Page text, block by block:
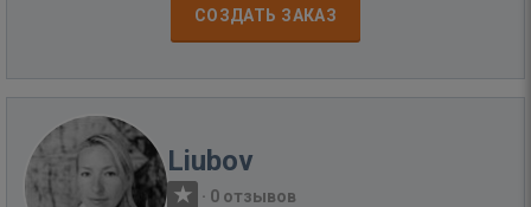
СОЗДАТЬ ЗАКАЗ
Liubov
· 0 отзывов